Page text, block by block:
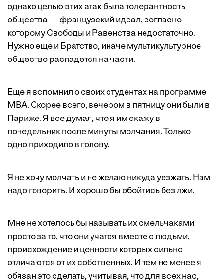
однако целью этих атак была толерантность
общества — французский идеал, согласно
которому Свободы и Равенства недостаточно.
Нужно еще и Братство, иначе мультикультурное
общество распадется на части.
Еще я вспомнил о своих студентах на программе
MBA. Скорее всего, вечером в пятницу они были в
Париже. Я все думал, что я им скажу в
понедельник после минуты молчания. Только
одно приходило в голову.
Я не хочу молчать и не желаю никуда уезжать. Нам
надо говорить. И хорошо бы обойтись без лжи.
Мне не хотелось бы называть их смельчаками
просто за то, что они учатся вместе с людьми,
происхождение и ценности которых сильно
отличаются от их собственных. И тем не менее я
обязан это сделать, учитывая, что для всех нас,